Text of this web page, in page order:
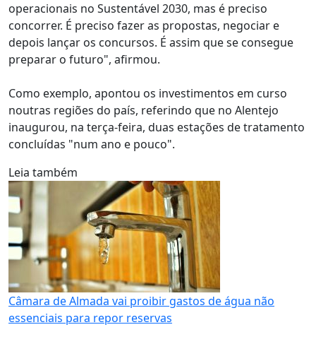
operacionais no Sustentável 2030, mas é preciso
concorrer. É preciso fazer as propostas, negociar e
depois lançar os concursos. É assim que se consegue
preparar o futuro", afirmou.
Como exemplo, apontou os investimentos em curso
noutras regiões do país, referindo que no Alentejo
inaugurou, na terça-feira, duas estações de tratamento
concluídas "num ano e pouco".
Leia também
Câmara de Almada vai proibir gastos de água não
essenciais para repor reservas